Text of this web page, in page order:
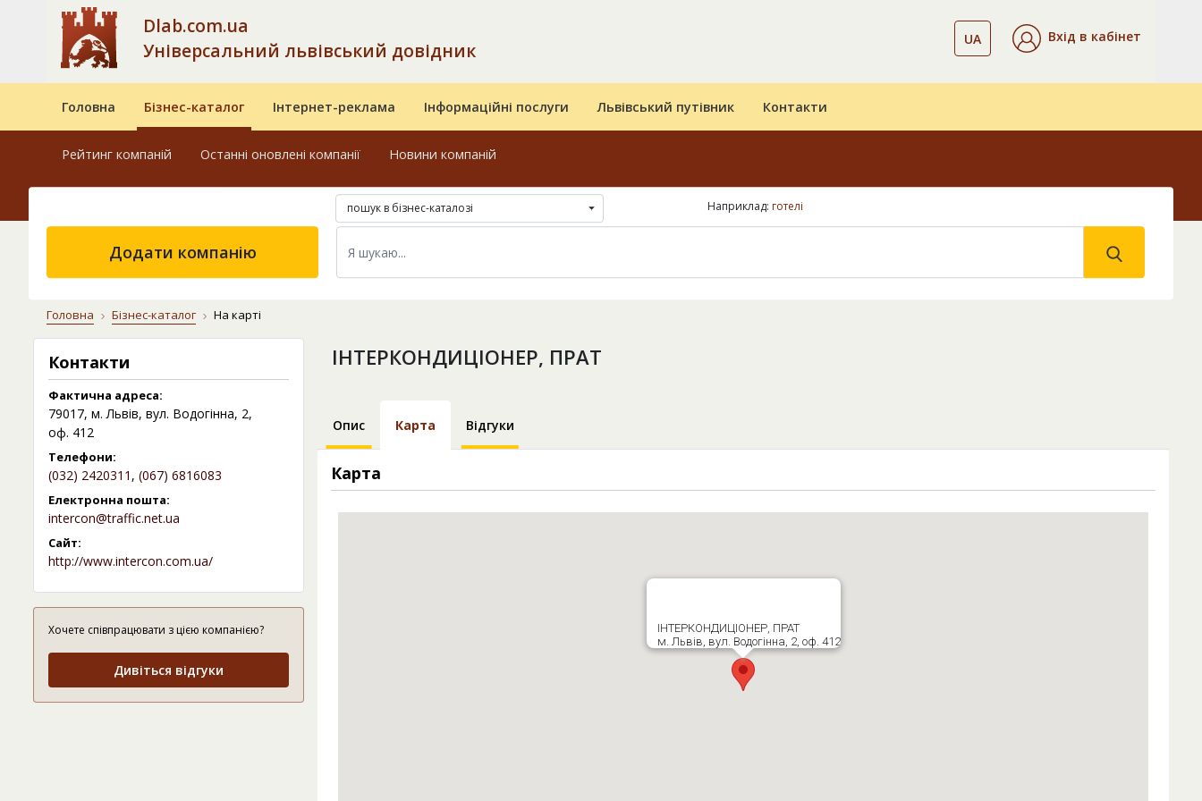
Dlab.com.ua
Універсальний львівський довідник
UA Вхід в кабінет
Головна Бізнес-каталог Інтернет-реклама Інформаційні послуги Львівський путівник Контакти
Рейтинг компаній Останні оновлені компанії Новини компаній
пошук в бізнес-каталозі Наприклад: готелі
Додати компанію
Головна Бізнес-каталог На карті
Контакти
Фактична адреса:
79017, м. Львів, вул. Водогінна, 2,
оф. 412
Телефони:
(032) 2420311 , (067) 6816083
Електронна пошта:
intercon@traffic.net.ua
Сайт:
http://www.intercon.com.ua/
Хочете співпрацювати з цією компанією?
Дивіться відгуки
ІНТЕРКОНДИЦІОНЕР, ПРАТ
Опис Карта Відгуки
Карта
ІНТЕРКОНДИЦІОНЕР, ПРАТ
м. Львів, вул. Водогінна, 2, оф. 412